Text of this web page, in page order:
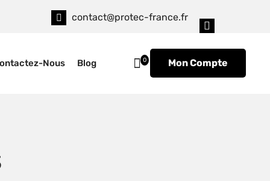
contact@protec-france.fr
Nous Blog 0 Mon Compte